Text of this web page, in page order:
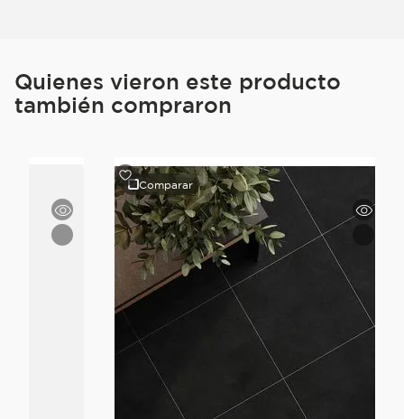
Quienes vieron este producto
también compraron
Comparar